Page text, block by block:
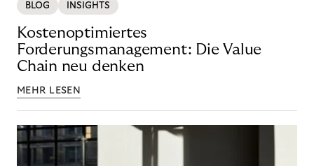
BLOG INSIGHTS
Kostenoptimiertes
Forderungsmanagement: Die Value
Chain neu denken
MEHR LESEN